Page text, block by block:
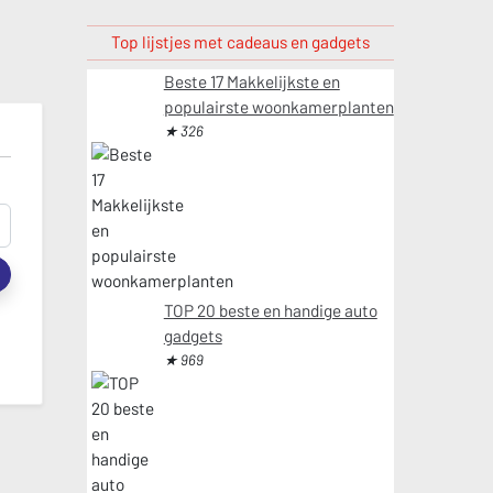
Top lijstjes met cadeaus en gadgets
Beste 17 Makkelijkste en
populairste woonkamerplanten
★ 326
TOP 20 beste en handige auto
gadgets
★ 969